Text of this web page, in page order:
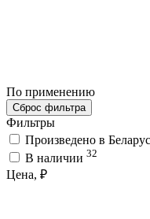
По применению
Сброс фильтра
Фильтры
Произведено в
В наличии 32
Цена, ₽